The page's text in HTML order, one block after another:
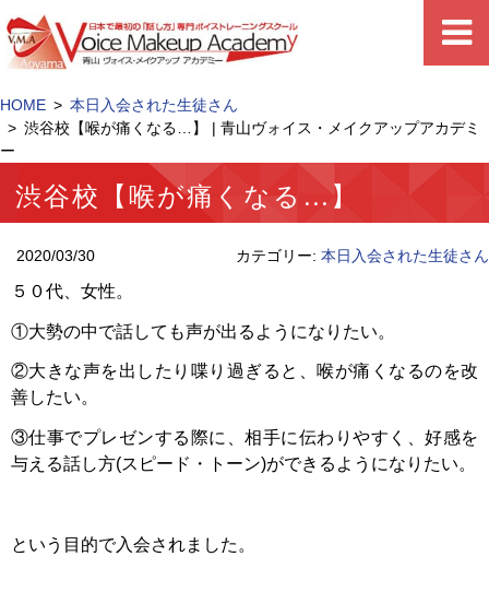
HOME
本日入会された生徒さん
渋谷校【喉が痛くなる…】 | 青山ヴォイス・メイクアップアカデミ
ー
渋谷校【喉が痛くなる…】
2020/03/30 カテゴリー: 本日入会された生徒さん
５０代、女性。
①大勢の中で話しても声が出るようになりたい。
②大きな声を出したり喋り過ぎると、喉が痛くなるのを改
善したい。
③仕事でプレゼンする際に、相手に伝わりやすく、好感を
与える話し方(スピード・トーン)ができるようになりたい。
という目的で入会されました。